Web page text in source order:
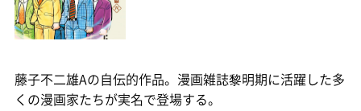
藤子不二雄Aの自伝的作品。漫画雑誌黎明期に活躍した多
くの漫画家たちが実名で登場する。